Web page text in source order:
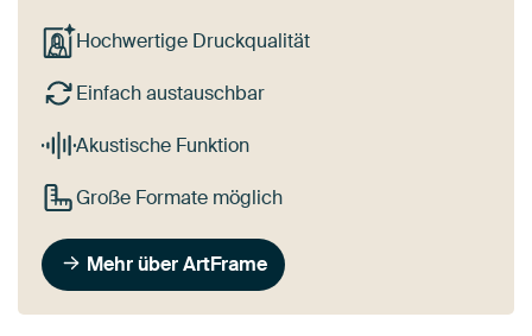
Hochwertige Druckqualität
Einfach austauschbar
Akustische Funktion
Große Formate möglich
Mehr über ArtFrame